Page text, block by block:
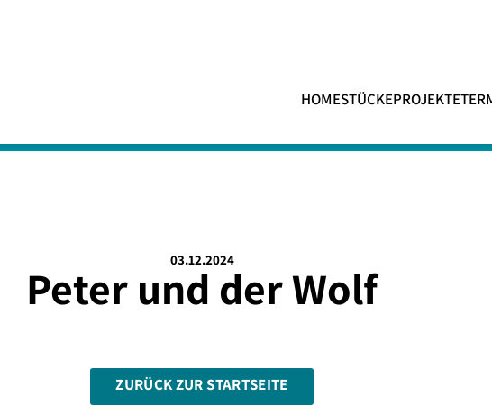
HOMESTÜCKEPROJEKTE
03.12.2024
Peter und der Wolf
ZURÜCK ZUR STARTSEITE